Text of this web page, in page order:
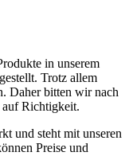
in unserem
Trotz allem
Daher bitten wir nach
Richtigkeit.
und steht mit unseren
Preise und